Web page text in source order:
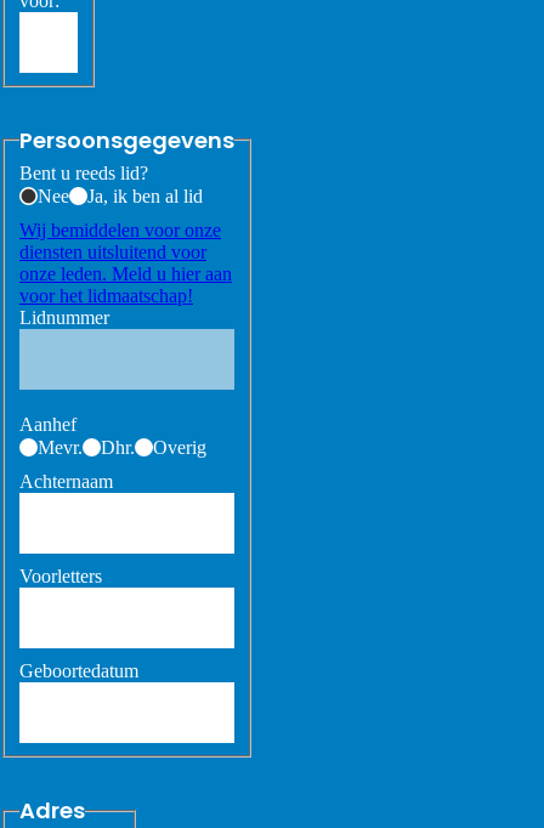
Persoonsgegevens
Bent u reeds lid?
Nee
Ja, ik ben al lid
Wij bemiddelen voor onze
diensten uitsluitend voor
onze leden. Meld u hier aan
voor het lidmaatschap!
Lidnummer
Aanhef
Mevr.
Dhr.
Overig
Achternaam
Voorletters
Geboortedatum
Adres